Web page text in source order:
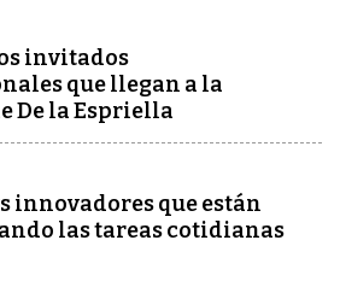
invitados
que llegan a la
De la Espriella
innovadores que están
las tareas cotidianas